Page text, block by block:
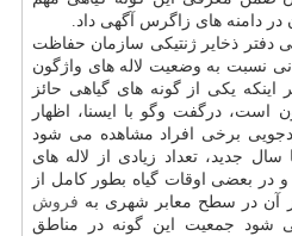
در دامنه های زاگرس آگهی داد.
دفتر ذخایر ژنتیكی سازمان حفاظت
نسبت به وضعیت لاله های واژگون
اینكه یكی از گونه های گیاهی حائز
است، درگفت وگو با ایسنا، اظهار
برخی افراد مشاهده می شود
جدید، تعداد زیادی از لاله های
در بعضی اوقات گیاه بطور كامل از
آن در سطح معابر شهری به فروش
جمعیت این گونه در مناطق